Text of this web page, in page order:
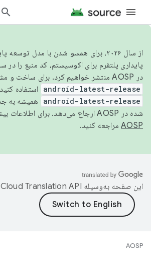
از سال ۲۰۲۶، برای همسو شدن با مدل
پایداری پلتفرم برای اکوسیستم، کد منبع را
در AOSP منتشر خواهیم کرد. برای ساخت و مشارکت در AOSP،
android-latest-release استفاده
android-latest-release
همیشه به
شده در AOSP ارجاع می‌دهد. برای اطلاعات بیشتر، به
AOSP مراجعه کنید.
این صفحه به‌وسیله
AOSP